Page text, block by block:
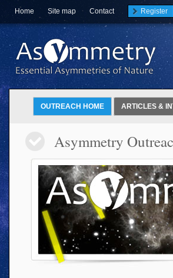
Home Site map Contact Register
OUTREACH HOME ARTICLES &
Asymmetry